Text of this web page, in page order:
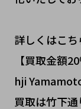
詳しくはこ
【買取金額
hji
買取は竹下